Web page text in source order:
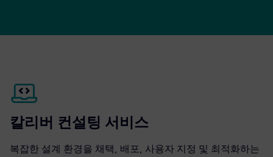
칼리버 컨설팅 서비스
복잡한 설계 환경을 채택, 배포, 사용자 지정 및 최적화하는